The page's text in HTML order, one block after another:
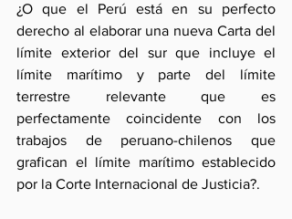
¿O que el Perú está en su perfecto
derecho al elaborar una nueva Carta del
límite exterior del sur que incluye el
límite marítimo y parte del límite
terrestre relevante que es
perfectamente coincidente con los
trabajos de peruano-chilenos que
grafican el límite marítimo establecido
por la Corte Internacional de Justicia?.